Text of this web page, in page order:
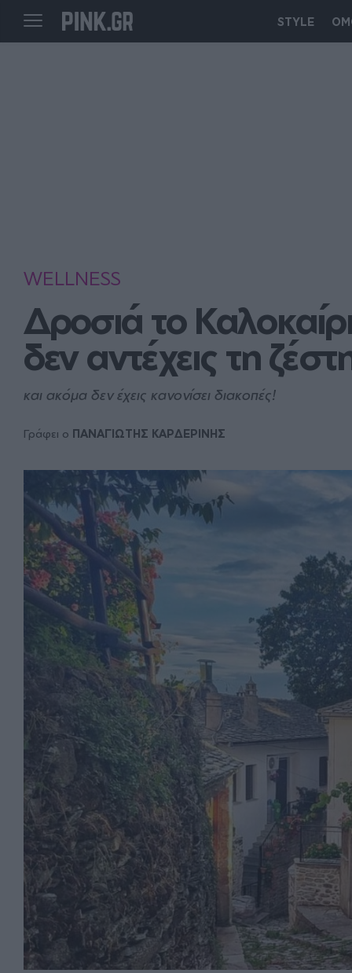
STYLE
WELLNESS
Δροσιά το
δεν αντέχεις τη
και ακόμα δεν έχεις κανονίσει διακοπές!
Γράφει ο ΠΑΝΑΓΙΩΤΗΣ ΚΑΡΔΕΡΙΝΗΣ